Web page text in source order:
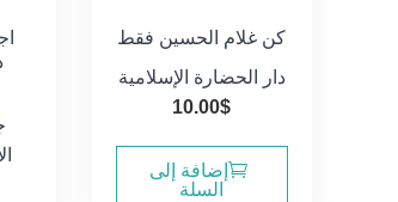
كن غلام الحسين فقط
دار الحضارة الإسلامية
10.00$
إضافة إلى
السلة